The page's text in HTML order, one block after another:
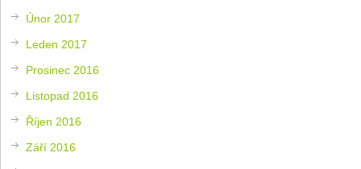
Únor 2017
Leden 2017
Prosinec 2016
Listopad 2016
Říjen 2016
Září 2016